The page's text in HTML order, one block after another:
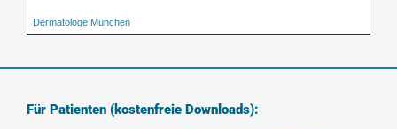
Dermatologe München
Für Patienten (kostenfreie Downloads):